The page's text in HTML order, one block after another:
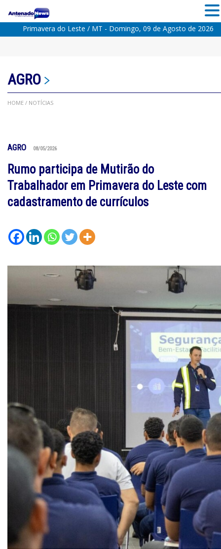
Primavera do Leste / MT - Domingo, 09 de Agosto de 2026
AGRO
HOME / NOTÍCIAS
AGRO 08/05/2026
Rumo participa de Mutirão do
Trabalhador em Primavera do Leste com
cadastramento de currículos